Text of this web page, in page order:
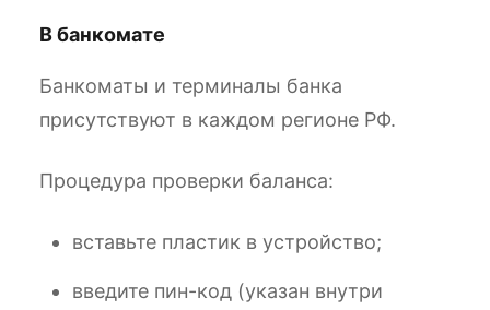
В банкомате
Банкоматы и терминалы банка
присутствуют в каждом регионе РФ.
Процедура проверки баланса:
вставьте пластик в устройство;
введите пин-код (указан внутри